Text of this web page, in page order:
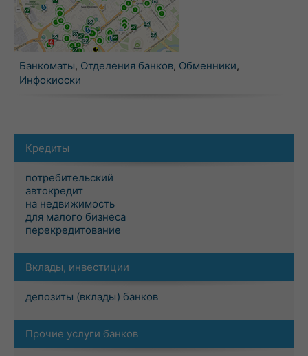
Банкоматы, Отделения банков, Обменники,
Инфокиоски
Кредиты
потребительский
автокредит
на недвижимость
для малого бизнеса
перекредитование
Вклады, инвестиции
депозиты (вклады) банков
Прочие услуги банков